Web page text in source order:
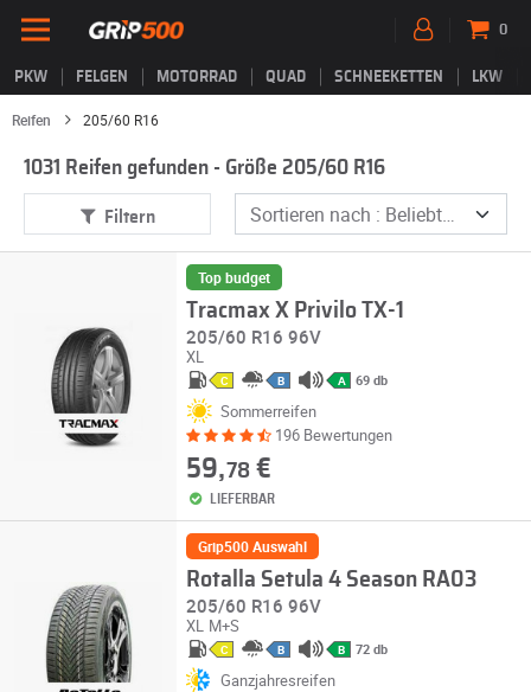
PKW FELGEN MOTORRAD QUAD SCHNEEKETTEN LKW
0
Reifen 205/60 R16
1031 Reifen gefunden - Größe 205/60 R16
Filtern
Top budget
Tracmax X Privilo TX-1
205/60 R16 96V
XL
C B A 69 db
Sommerreifen
196 Bewertungen
59,78€
LIEFERBAR
Grip500 Auswahl
Rotalla Setula 4 Season RA03
205/60 R16 96V
XL M+S
C B B 72 db
Ganzjahresreifen